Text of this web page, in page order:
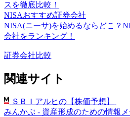
スを徹底比較！
NISAおすすめ証券会社
NISA(ニーサ)を始めるならどこ？
会社をランキング！
証券会社比較
関連サイト
ＳＢＩアルヒの【株価予想】
みんかぶ - 資産形成のための情報